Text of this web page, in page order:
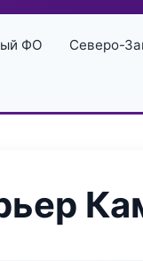
ФО Северо-